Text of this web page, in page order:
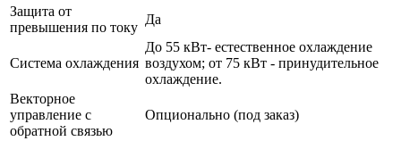
Защита от
превышения по току
Да
Система охлаждения
До 55 кВт- естественное охлаждение
воздухом; от 75 кВт - принудительное
охлаждение.
Векторное
управление с
обратной связью
Опционально (под заказ)